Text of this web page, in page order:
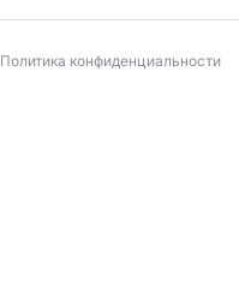
Политика конфиденциальности